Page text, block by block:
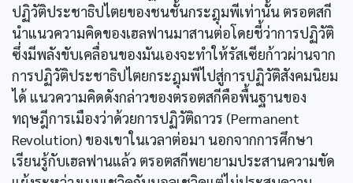
ปฏิวัติประชาธิปไตยของชนชั้นกระฎุมพีเท่านั้น ตรอตสกี
นำแนวความคิดของเฮลฟานมาสานต่อโดยชี้ว่าการปฏิวัติ
ซึ่งมีพลังขับเคลื่อนของมันเองจะทำให้รัสเซียก้าวผ่านจาก
การปฏิวัติประชาธิปไตยกระฎุมพีไปสู่การปฏิวัติสังคมนิยม
ได้ แนวความคิดดังกล่าวของตรอตสกีคือพื้นฐานของ
ทฤษฎีการเมืองว่าด้วยการปฏิวัติถาวร (Permanent
Revolution) ของเขาในเวลาต่อมา นอกจากการศึกษา
เรียนรู้กับเฮลฟานแล้ว ตรอตสกีพยายามประสานความขัด